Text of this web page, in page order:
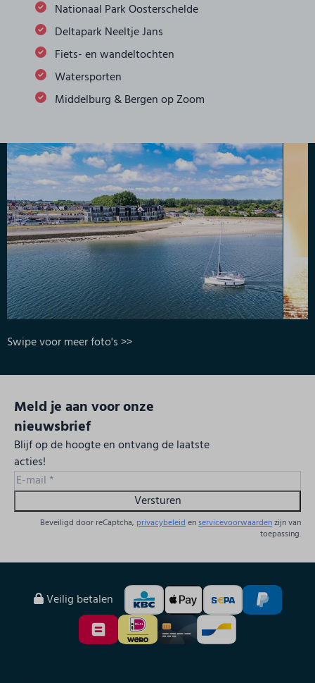
Nationaal Park Oosterschelde
Deltapark Neeltje Jans
Fiets- en wandeltochten
Watersporten
Middelburg & Bergen op Zoom
Swipe voor meer foto's >>
Meld je aan voor onze
nieuwsbrief
Blijf op de hoogte en ontvang de laatste
acties!
Versturen
Beveiligd door reCaptcha, privacybeleidenservicevoorwaardenzijn van
toepassing.
Veilig betalen